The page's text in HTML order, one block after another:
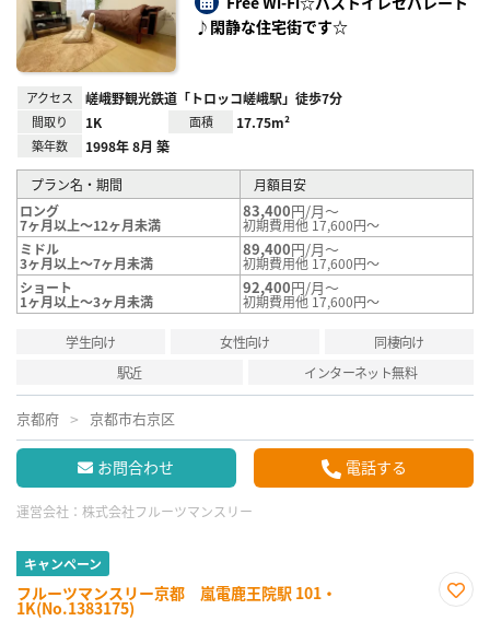
♪閑静な住宅街です☆
アクセス 嵯峨野観光鉄道「トロッコ嵯峨駅」徒歩7分
間取り 1K 面積 17.75m²
築年数 1998年 8月 築
プラン名・期間
月額目安
ロング
7ヶ月以上～12ヶ月未満
83,400円/月～
初期費用他 17,600円～
ミドル
3ヶ月以上～7ヶ月未満
89,400円/月～
初期費用他 17,600円～
ショート
1ヶ月以上～3ヶ月未満
92,400円/月～
初期費用他 17,600円～
学生向け 女性向け
同棲向け
駅近
インターネット無料
京都府 京都市右京区
お問合わせ 電話する
運営会社： 株式会社フルーツマンスリー
キャンペーン
フルーツマンスリー京都 嵐電鹿王院駅 101・
1K(No.1383175)